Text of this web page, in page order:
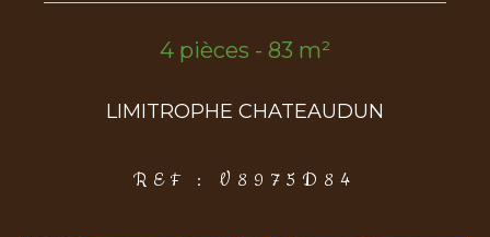
4 pièces - 83 m²
LIMITROPHE CHATEAUDUN
REF : V8975D84